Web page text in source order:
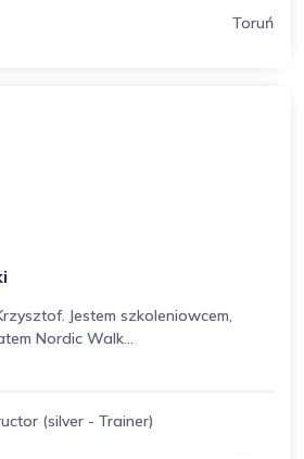
Toruń
Jestem szkoleniowcem,
Nordic Walk...
(silver - Trainer)